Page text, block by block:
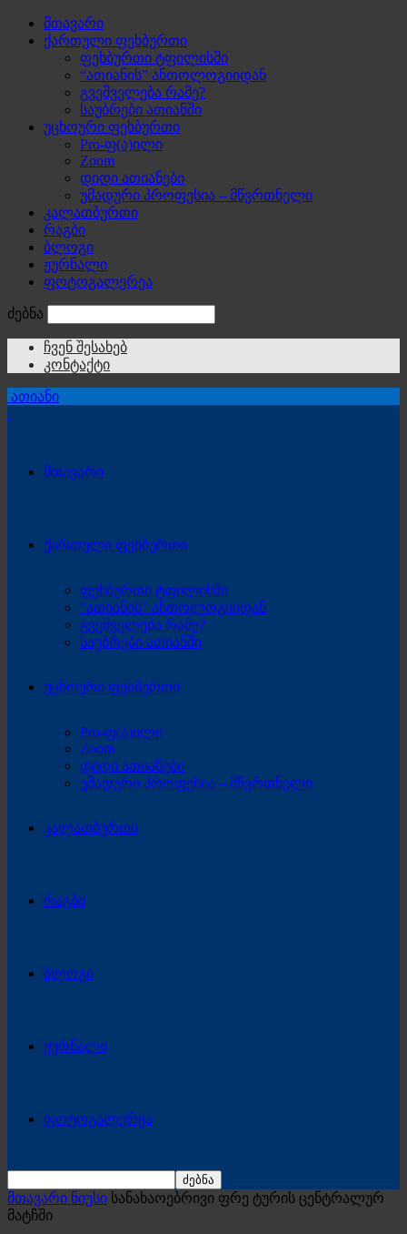
მთავარი
ქართული ფეხბურთი
ფეხბურთი ტფილისში
“ათიანის” ანთოლოგიიდან
გვეშველება რამე?
საუბრები ათიანში
უცხოური ფეხბურთი
Pro-ფ(ა)ილი
Zoom
დიდი ათიანები
უმადური პროფესია – მწვრთნელი
კალათბურთი
რაგბი
ბლოგი
ჟურნალი
ფოტოგალერეა
ძებნა
ჩვენ შესახებ
კონტაქტი
ათიანი
მთავარი
ქართული ფეხბურთი
ფეხბურთი ტფილისში
“ათიანის” ანთოლოგიიდან
გვეშველება რამე?
საუბრები ათიანში
უცხოური ფეხბურთი
Pro-ფ(ა)ილი
Zoom
დიდი ათიანები
უმადური პროფესია – მწვრთნელი
კალათბურთი
რაგბი
ბლოგი
ჟურნალი
ფოტოგალერეა
მთავარი ნიუსი სანახაოებრივი ფრე ტურის ცენტრალურ
მატჩში